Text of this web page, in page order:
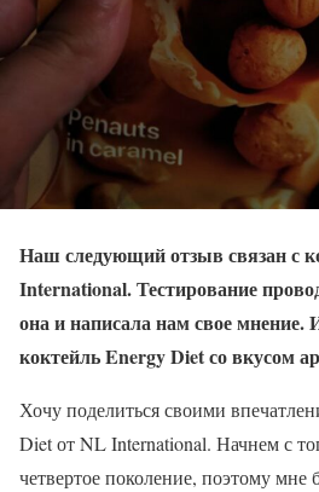
Наш следующий отзыв связан с
International. Тестирование
она и написала нам свое мнение.
коктейль Energy Diet со вкусом
Хочу поделиться своими
Diet от NL International. Начнем с
четвертое поколение, поэтому мне